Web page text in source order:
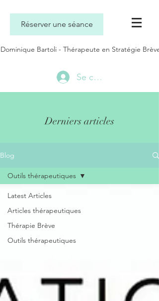
Réserver une séance
Dominique Bartoli - Thérapeute en Stratégie Brève
Se connecter
Derniers articles
Blog
Latest Articles
Articles thérapeutiques
Thérapie Brève
Outils thérapeutiques
Outils thérapeutiques